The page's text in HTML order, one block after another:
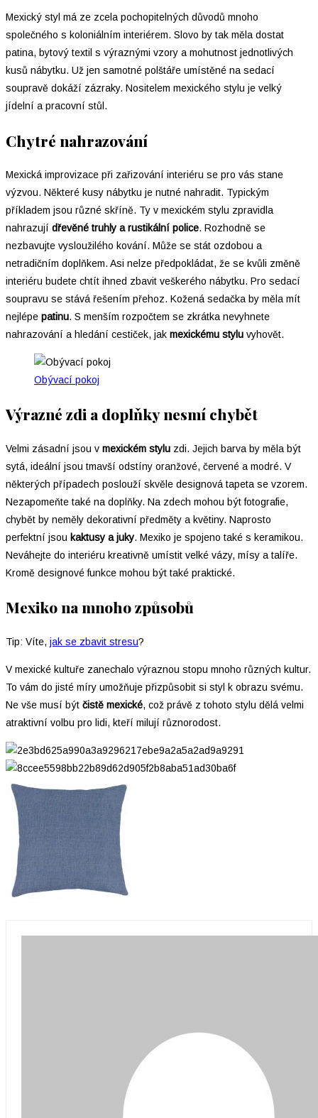
Mexický styl má ze zcela pochopitelných důvodů mnoho
společného s koloniálním interiérem. Slovo by tak měla dostat
patina, bytový textil s výraznými vzory a mohutnost jednotlivých
kusů nábytku. Už jen samotné polštáře umístěné na sedací
soupravě dokáží zázraky. Nositelem mexického stylu je velký
jídelní a pracovní stůl.
Chytré nahrazování
Mexická improvizace při zařizování interiéru se pro vás stane
výzvou. Některé kusy nábytku je nutné nahradit. Typickým
příkladem jsou různé skříně. Ty v mexickém stylu zpravidla
nahrazují dřevěné truhly a rustikální police. Rozhodně se
nezbavujte vysloužilého kování. Může se stát ozdobou a
netradičním doplňkem. Asi nelze předpokládat, že se kvůli změně
interiéru budete chtít ihned zbavit veškerého nábytku. Pro sedací
soupravu se stává řešením přehoz. Kožená sedačka by měla mít
nejlépe patinu. S menším rozpočtem se zkrátka nevyhnete
nahrazování a hledání cestiček, jak mexickému stylu vyhovět.
Obývací pokoj
Výrazné zdi a doplňky nesmí chybět
Velmi zásadní jsou v mexickém stylu zdi. Jejich barva by měla být
sytá, ideální jsou tmavší odstíny oranžové, červené a modré. V
některých případech poslouží skvěle designová tapeta se vzorem.
Nezapomeňte také na doplňky. Na zdech mohou být fotografie,
chybět by neměly dekorativní předměty a květiny. Naprosto
perfektní jsou kaktusy a juky. Mexiko je spojeno také s keramikou.
Neváhejte do interiéru kreativně umístit velké vázy, mísy a talíře.
Kromě designové funkce mohou být také praktické.
Mexiko na mnoho způsobů
Tip: Víte, jak se zbavit stresu?
V mexické kultuře zanechalo výraznou stopu mnoho různých kultur.
To vám do jisté míry umožňuje přizpůsobit si styl k obrazu svému.
Ne vše musí být čistě mexické, což právě z tohoto stylu dělá velmi
atraktivní volbu pro lidi, kteří milují různorodost.